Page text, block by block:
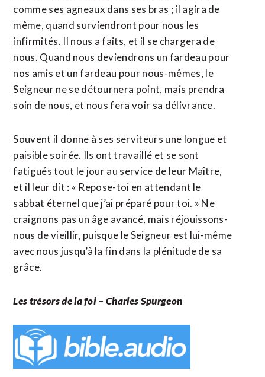
comme ses agneaux dans ses bras ; il agira de
même, quand surviendront pour nous les
infirmités. Il nous a faits, et il se chargera de
nous. Quand nous deviendrons un fardeau pour
nos amis et un fardeau pour nous-mêmes, le
Seigneur ne se détournera point, mais prendra
soin de nous, et nous fera voir sa délivrance.
Souvent il donne à ses serviteurs une longue et
paisible soirée. Ils ont travaillé et se sont
fatigués tout le jour au service de leur Maître,
et il leur dit : « Repose-toi en attendant le
sabbat éternel que j’ai préparé pour toi. » Ne
craignons pas un âge avancé, mais réjouissons-
nous de vieillir, puisque le Seigneur est lui-même
avec nous jusqu’à la fin dans la plénitude de sa
grâce.
Les trésors de la foi – Charles Spurgeon